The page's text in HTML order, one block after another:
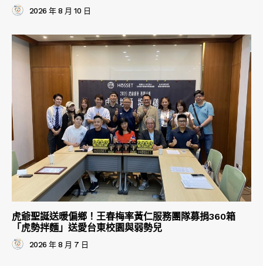
2026 年 8 月 10 日
虎爺聖誕送暖偏鄉！王春梅率黃仁服務團隊募捐360箱
「虎勢拌麵」送愛台東校園與弱勢兒
2026 年 8 月 7 日